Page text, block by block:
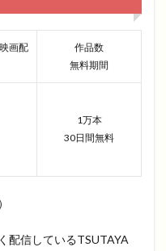
画配
作品数
無料期間
1万本
30日間無料
配信しているTSUTAYA